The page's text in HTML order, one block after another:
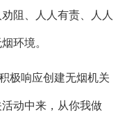
阻、人人有责、人人
环境。
极响应创建无烟机关
动中来，从你我做